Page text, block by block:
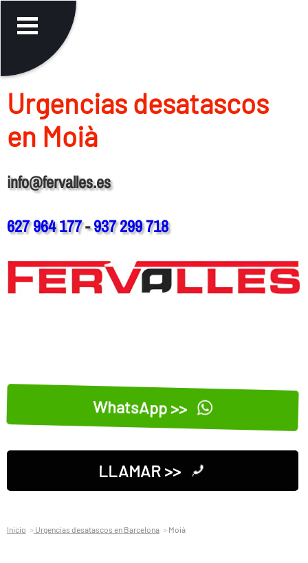
Urgencias desatascos
en Moià
info@fervalles.es
627 964 177-937 299 718
WhatsApp >>
LLAMAR >>
Inicio Urgencias desatascos en Barcelona Moià